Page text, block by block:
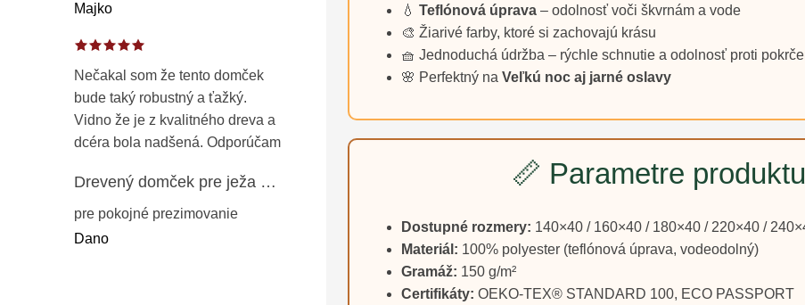
Majko
Nečakal som že tento domček
bude taký robustný a ťažký.
Vidno že je z kvalitného dreva a
dcéra bola nadšená. Odporúčam
Drevený domček pre ježa – záhradný úkryt z opaľovaného dreva s vodoodolnou strechou 50 cm
pre pokojné prezimovanie
Dano
💧 Teflónová úprava – odolnosť voči škvrnám a vode
🎨 Žiarivé farby, ktoré si zachovajú krásu
🧺 Jednoduchá údržba – rýchle schnutie a odolnosť proti
🌸 Perfektný na Veľkú noc aj jarné oslavy
📏 Parametre
Dostupné rozmery: 140×40 / 160×40 / 180×40 / 220×40 /
Materiál: 100% polyester (teflónová úprava, vodeodolný)
Gramáž: 150 g/m²
Certifikáty: OEKO-TEX® STANDARD 100, ECO PASSPORT